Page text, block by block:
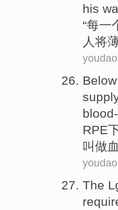
his
“每一
人 将
youdao
supply
RPE
叫做血
youdao
The